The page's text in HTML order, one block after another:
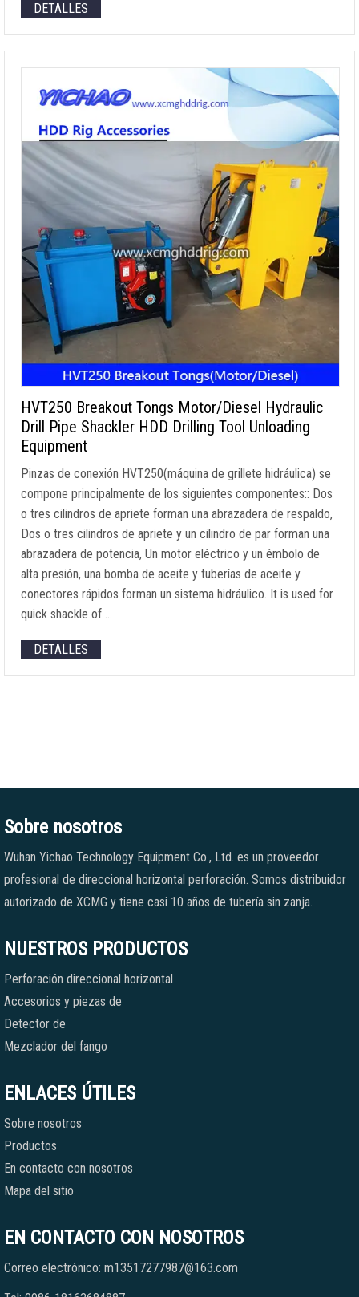
DETALLES
HVT250 Breakout Tongs Motor/Diesel Hydraulic
Drill Pipe Shackler HDD Drilling Tool Unloading
Equipment
Pinzas de conexión HVT250(máquina de grillete hidráulica) se
compone principalmente de los siguientes componentes:: Dos
o tres cilindros de apriete forman una abrazadera de respaldo,
Dos o tres cilindros de apriete y un cilindro de par forman una
abrazadera de potencia, Un motor eléctrico y un émbolo de
alta presión, una bomba de aceite y tuberías de aceite y
conectores rápidos forman un sistema hidráulico. It is used for
quick shackle of …
DETALLES
Sobre nosotros
Wuhan Yichao Technology Equipment Co., Ltd. es un proveedor
profesional de direccional horizontal perforación. Somos distribuidor
autorizado de XCMG y tiene casi 10 años de tubería sin zanja.
NUESTROS PRODUCTOS
Perforación direccional horizontal
Accesorios y piezas de
Detector de
Mezclador del fango
ENLACES ÚTILES
Sobre nosotros
Productos
En contacto con nosotros
Mapa del sitio
EN CONTACTO CON NOSOTROS
Correo electrónico: m13517277987@163.com